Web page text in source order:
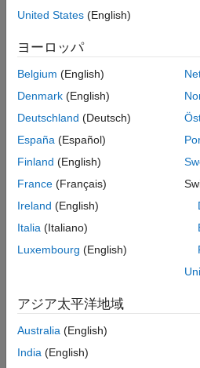
Workflows
Reporting and Database Access
Systems Engineering
Code Generation
Verification, Validation, and Test
Cloud Capabilities
Teaching and Learning
Mathematics and Optimization
Signal Processing
Test and Measurement
RF and Mixed Signal
Wireless Communications
United States (English)
ヨーロッパ
Belgium (English)
Denmark (English)
Deutschland (Deutsch)
España (Español)
Finland (English)
France (Français)
Ireland (English)
Italia (Italiano)
Luxembourg (English)
アジア太平洋地域
Australia (English)
India (English)
トラストセンター
プラ
違法コピー防止
アプリケーショ
© 1994-2026 The MathWorks, Inc.